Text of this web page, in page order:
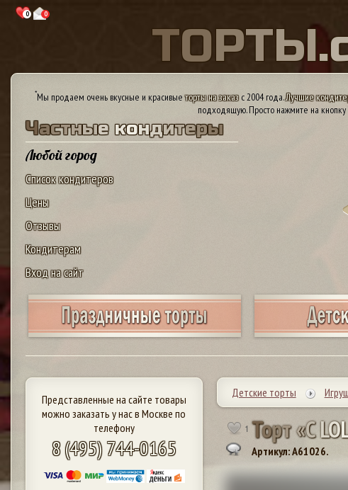
0 0
ТОРТЫ.
*Мы продаем очень вкусные и красивыеторты на заказс 2004 года.Лучшие
подходящую. Просто нажмите на кнопку
Частные кондитеры
Любой город
Список кондитеров
Цены
Отзывы
Кондитерам
Вход на сайт
Представленные на сайте товары
можно заказать у нас в Москве по
телефону
8 (495) 744-0165
Детские торты
1 Торт«СLO
Артикул: A61026.